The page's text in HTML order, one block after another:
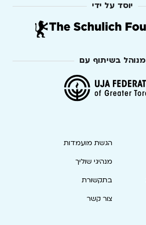
יוסד על ידי
מנוהל בשיתוף עם
הגשת מועמדות
מנהיגי שוליך
בתקשורת
צור קשר